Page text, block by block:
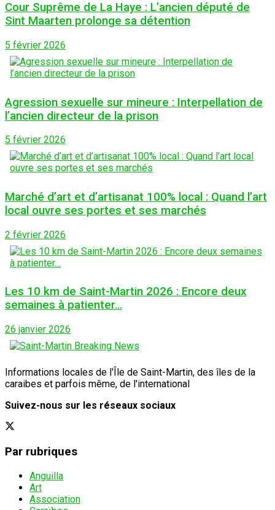
Cour Suprême de La Haye : L’ancien député de
Sint Maarten prolonge sa détention
5 février 2026
Agression sexuelle sur mineure : Interpellation de
l’ancien directeur de la prison
5 février 2026
Marché d’art et d’artisanat 100% local : Quand l’art
local ouvre ses portes et ses marchés
2 février 2026
Les 10 km de Saint-Martin 2026 : Encore deux
semaines à patienter…
26 janvier 2026
Informations locales de l'Île de Saint-Martin, des îles de la
caraibes et parfois même, de l'international
Suivez-nous sur les réseaux sociaux
Par rubriques
Anguilla
Art
Association